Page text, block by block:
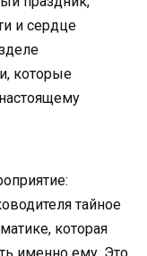
и сердце
которые
тайное
которая